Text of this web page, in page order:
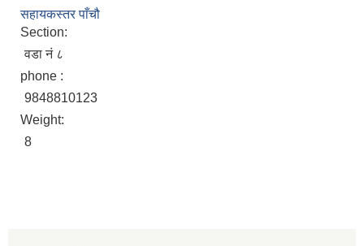
सहायकस्तर पाँचौ
Section:
वडा नं ८
phone :
9848810123
Weight:
8